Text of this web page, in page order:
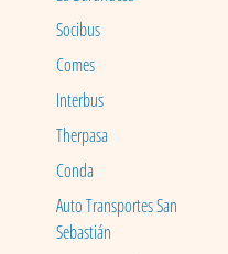
Socibus
Comes
Interbus
Therpasa
Conda
Auto Transportes San
Sebastián